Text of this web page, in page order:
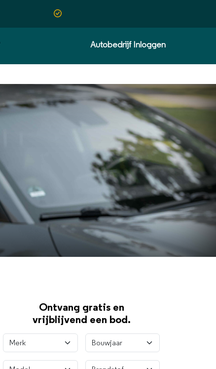
Autobedrijf Inloggen
Ontvang gratis en
vrijblijvend een bod.